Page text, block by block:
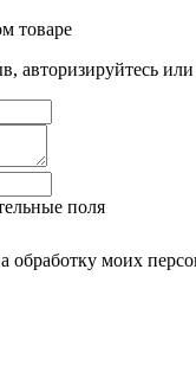
товаре
авторизируйтесь
поля
обработку моих